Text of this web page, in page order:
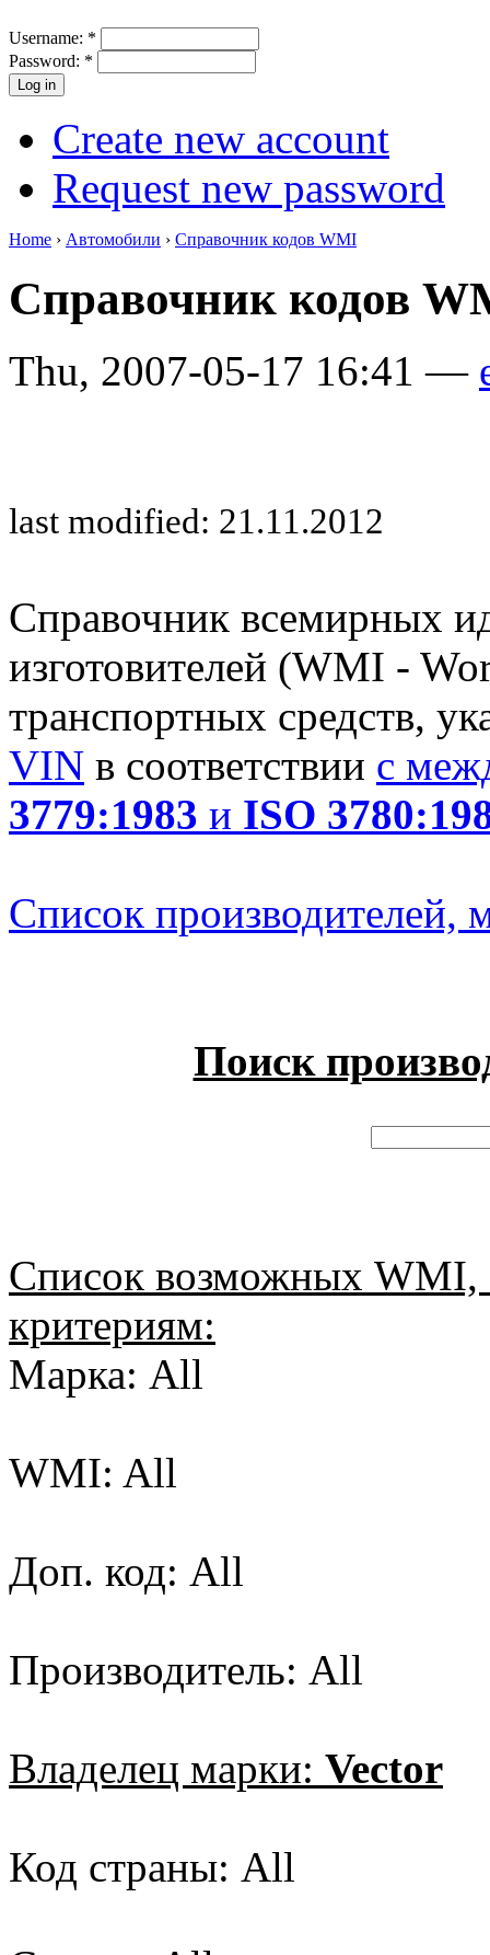
Username: *
Password: *
Create new account
Request new password
Home › Автомобили › Справочник кодов WMI
Справочник кодов
Thu, 2007-05-17 16:41 —
last modified: 21.11.2012
Справочник всемирных
изготовителей (WMI -
транспортных средств,
VIN в соответствии с
3779:1983 и ISO
Список производителей,
Поиск
Список возможных
критериям:
Марка: All
WMI: All
Доп. код: All
Производитель: All
Владелец марки: Vector
Код страны: All